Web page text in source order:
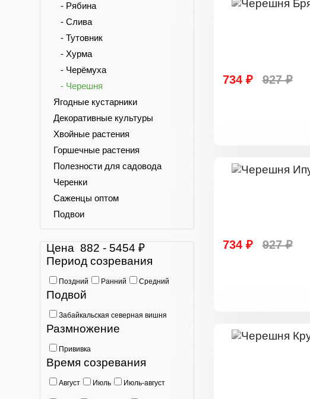
- Рябина
- Слива
- Тутовник
- Хурма
- Черёмуха
- Черешня
Ягодные кустарники
Декоративные культуры
Хвойные растения
Горшечные растения
Полезности для садовода
Черенки
Саженцы оптом
Подвои
Цена 882 - 5454 ₽
Период созревания
Поздний Ранний Средний
Подвой
Забайкальская северная вишня
Размножение
Прививка
Время созревания
Август Июль Июль-август
734 ₽ 927 ₽
734 ₽ 927 ₽